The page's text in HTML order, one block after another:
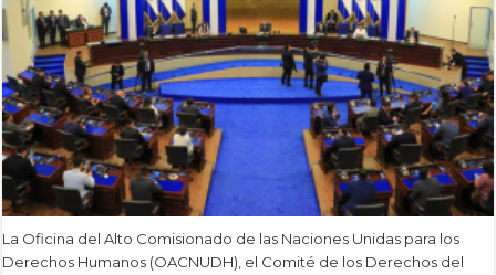
La Oficina del Alto Comisionado de las Naciones Unidas para los
Derechos Humanos (OACNUDH), el Comité de los Derechos del